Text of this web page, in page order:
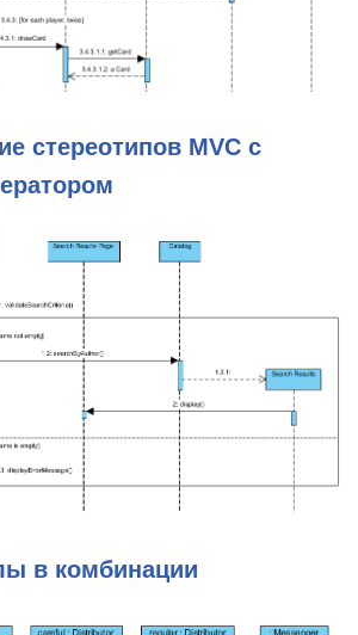
стереотипов MVC с
в комбинации